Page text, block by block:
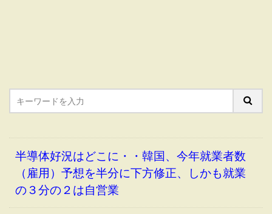
半導体好況はどこに・・韓国、今年就業者数
（雇用）予想を半分に下方修正、しかも就業
の３分の２は自営業